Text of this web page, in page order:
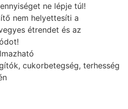
ne lépje túl!
nem helyettesíti a
étrendet és az
cukorbetegség, terhesség